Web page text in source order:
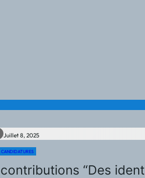
Juillet 8, 2025
“Des